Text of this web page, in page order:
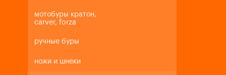
мотобуры кратон,
carver, forza
ручные буры
ножи и шнеки